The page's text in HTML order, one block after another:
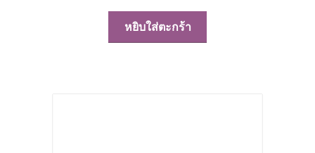
หยิบใส่ตะกร้า